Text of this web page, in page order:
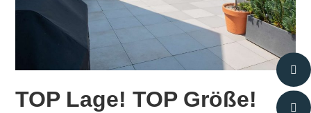
TOP Lage! TOP Größe!